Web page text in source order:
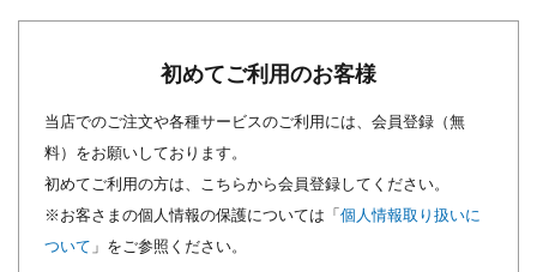
初めてご利用のお客様
当店でのご注文や各種サービスのご利用には、会員登録（無
料）をお願いしております。
初めてご利用の方は、こちらから会員登録してください。
※お客さまの個人情報の保護については「 個人情報取り扱いに
ついて 」をご参照ください。